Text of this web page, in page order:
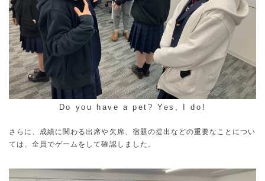
Do you have a pet? Yes, I do!
さらに、成績に関わる出席や欠席、宿題の提出などの重要なことについ
ては、全員でゲームをして確認しました。